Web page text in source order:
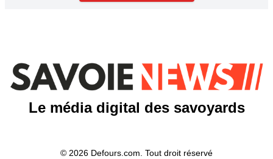
Le média digital des savoyards
© 2026 Defours.com. Tout droit réservé